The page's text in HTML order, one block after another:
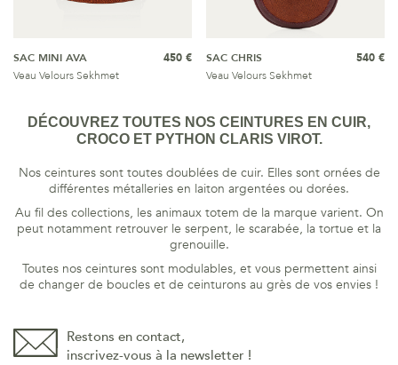
SAC MINI AVA
Veau Velours Sekhmet
450 €
SAC CHRIS
Veau Velours Sekhmet
540 €
DÉCOUVREZ TOUTES NOS CEINTURES EN CUIR,
CROCO ET PYTHON CLARIS VIROT.
Nos ceintures sont toutes doublées de cuir. Elles sont ornées de
différentes métalleries en laiton argentées ou dorées.
Au fil des collections, les animaux totem de la marque varient. On
peut notamment retrouver le serpent, le scarabée, la tortue et la
grenouille.
Toutes nos ceintures sont modulables, et vous permettent ainsi
de changer de boucles et de ceinturons au grès de vos envies !
Restons en contact,
inscrivez-vous à la newsletter !